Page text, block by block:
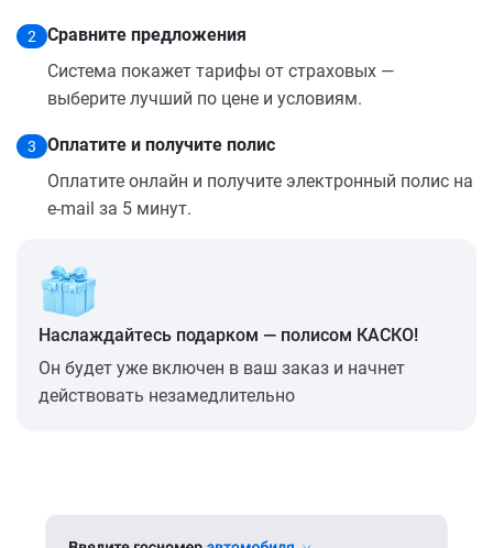
2
Сравните предложения
Система покажет тарифы от страховых —
выберите лучший по цене и условиям.
3
Оплатите и получите полис
Оплатите онлайн и получите электронный полис на
e-mail за 5 минут.
Наслаждайтесь подарком — полисом КАСКО!
Он будет уже включен в ваш заказ и начнет
действовать незамедлительно